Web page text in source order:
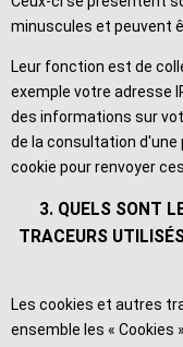
minuscules et peuvent
Leur fonction est de
exemple votre adresse
des informations sur
de la consultation d'une
cookie pour renvoyer
3. QUELS SONT
TRACEURS
Les cookies et autres
ensemble les «